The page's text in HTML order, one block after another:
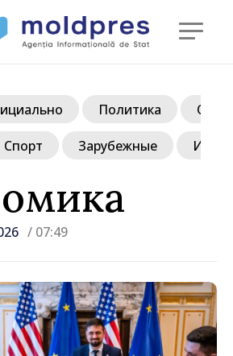
/ 07:49
Политика
Спорт Зарубежные